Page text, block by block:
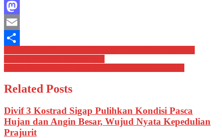
Facebook
Mastodon
Email
Share
Navigasi
pos
Related Posts
Divif 3 Kostrad Sigap Pulihkan Kondisi Pasca
Hujan dan Angin Besar, Wujud Nyata Kepedulian
Prajurit